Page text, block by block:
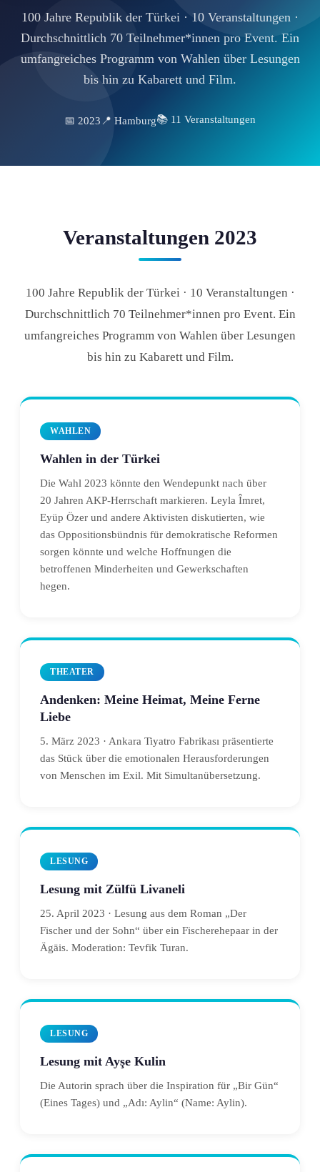
100 Jahre Republik der Türkei · 10 Veranstaltungen ·
Durchschnittlich 70 Teilnehmer*innen pro Event. Ein
umfangreiches Programm von Wahlen über Lesungen
bis hin zu Kabarett und Film.
📅 2023 📍 Hamburg📚 11 Veranstaltungen
Veranstaltungen 2023
100 Jahre Republik der Türkei · 10 Veranstaltungen ·
Durchschnittlich 70 Teilnehmer*innen pro Event. Ein
umfangreiches Programm von Wahlen über Lesungen
bis hin zu Kabarett und Film.
WAHLEN
Wahlen in der Türkei
Die Wahl 2023 könnte den Wendepunkt nach über
20 Jahren AKP-Herrschaft markieren. Leyla Îmret,
Eyüp Özer und andere Aktivisten diskutierten, wie
das Oppositionsbündnis für demokratische Reformen
sorgen könnte und welche Hoffnungen die
betroffenen Minderheiten und Gewerkschaften
hegen.
THEATER
Andenken: Meine Heimat, Meine Ferne
Liebe
5. März 2023 · Ankara Tiyatro Fabrikası präsentierte
das Stück über die emotionalen Herausforderungen
von Menschen im Exil. Mit Simultanübersetzung.
LESUNG
Lesung mit Zülfü Livaneli
25. April 2023 · Lesung aus dem Roman „Der
Fischer und der Sohn“ über ein Fischerehepaar in der
Ägäis. Moderation: Tevfik Turan.
LESUNG
Lesung mit Ayşe Kulin
Die Autorin sprach über die Inspiration für „Bir Gün“
(Eines Tages) und „Adı: Aylin“ (Name: Aylin).